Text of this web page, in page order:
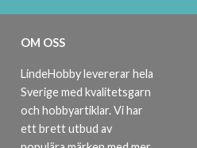
OM OSS
LindeHobby levererar hela
Sverige med kvalitetsgarn
och hobbyartiklar. Vi har
ett brett utbud av